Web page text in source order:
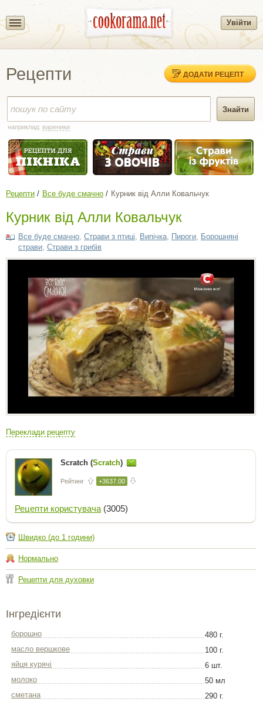
Увійти
Рецепти ДОДАТИ РЕЦЕПТ
наприклад: вареники
Рецепти Все буде смачно Курник від Алли Ковальчук
Курник від Алли Ковальчук
Все буде смачно Страви з птиці Випічка Пироги Борошняні
страви Страви з грибів
Переклади рецепту
Scratch (Scratch)
Рейтинг +3637.00
Рецепти користувача(3005)
Швидко (до 1 години)
Нормально
Рецепти для духовки
Інгредієнти
борошно
480 г.
масло вершкове
100 г.
яйця курячі
6 шт.
молоко
50 мл
сметана
290 г.